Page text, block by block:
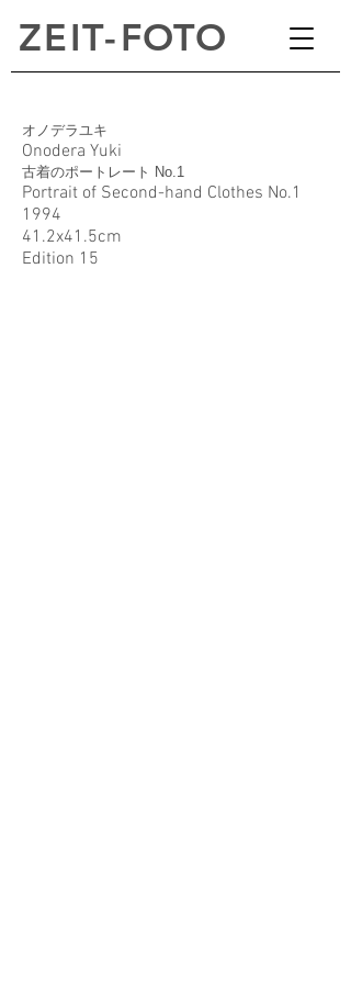
ZEIT-FOTO
オノデラユキ
Onodera Yuki
古着のポートレート No.1
Portrait of Second-hand Clothes No.1
1994
41.2x41.5cm
Edition 15